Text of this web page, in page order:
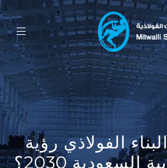
الفولاذي رؤية
السعودية 2030؟